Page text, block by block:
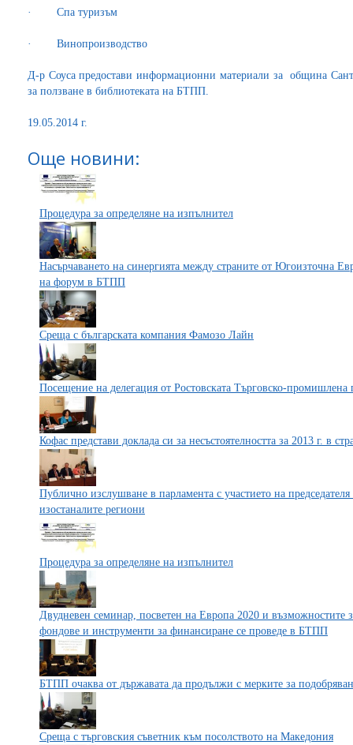
· Спа туризъм
· Винопроизводство
Д-р Соуса предостави информационни материали за община
за ползване в библиотеката на БТПП.
19.05.2014 г.
Още новини:
Процедура за определяне на изпълнител
Насърчаването на синергията между страните от Югоизточна
на форум в БТПП
Среща с българската компания Фамозо Лайн
Посещение на делегация от Ростовската Търговско-промишлена
Кофас представи доклада си за несъстоятелността за 2013 г. в
Публично изслушване в парламента с участието на
изостаналите региони
Процедура за определяне на изпълнител
Двудневен семинар, посветен на Европа 2020 и възможностите
фондове и инструменти за финансиране се проведе в БТПП
БТПП очаква от държавата да продължи с мерките за
Среща с търговския съветник към посолството на Македония